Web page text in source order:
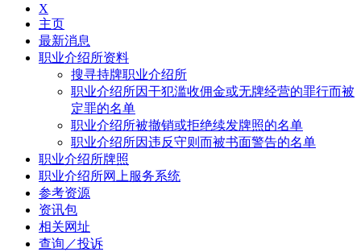
X
主页
最新消息
职业介绍所资料
搜寻持牌职业介绍所
职业介绍所因干犯滥收佣金或无牌经营的罪行而被
定罪的名单
职业介绍所被撤销或拒绝续发牌照的名单
职业介绍所因违反守则而被书面警告的名单
职业介绍所牌照
职业介绍所网上服务系统
参考资源
资讯包
相关网址
查询／投诉